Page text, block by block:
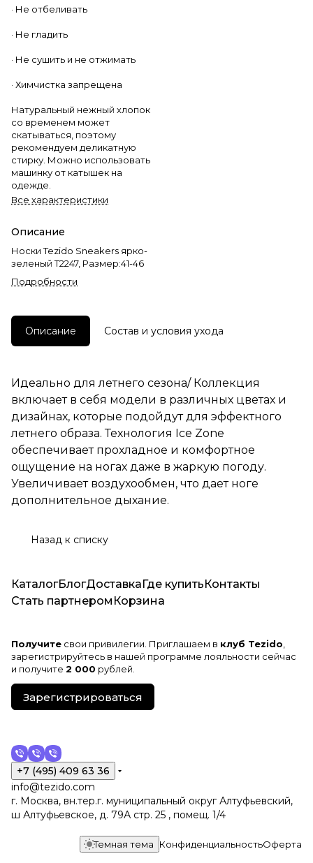
· Не отбеливать
· Не гладить
· Не сушить и не отжимать
· Химчистка запрещена
Натуральный нежный хлопок
со временем может
скатываться, поэтому
рекомендуем деликатную
стирку. Можно использовать
машинку от катышек на
одежде.
Все характеристики
Описание
Носки Tezido Sneakers ярко-
зеленый Т2247, Размер:41-46
Подробности
Описание Состав и условия ухода
Идеально для летнего сезона/ Коллекция
включает в себя модели в различных цветах и
дизайнах, которые подойдут для эффектного
летнего образа. Технология Ice Zone
обеспечивает прохладное и комфортное
ощущение на ногах даже в жаркую погоду.
Увеличивает воздухообмен, что дает ноге
дополнительное дыхание.
Назад к списку
КаталогБлогДоставкаГде купитьКонтакты
Стать партнером Корзина
Получите свои привилегии. Приглашаем в клуб Tezido
зарегистрируйтесь в нашей программе лояльности сейчас
и получите 2 000 рублей.
Зарегистрироваться
+7 (495) 409 63 36
info@tezido.com
г. Москва, вн.тер.г. муниципальный округ Алтуфьевский,
ш Алтуфьевское, д. 79А стр. 25 , помещ. 1/4
Темная тема КонфиденциальностьОферта